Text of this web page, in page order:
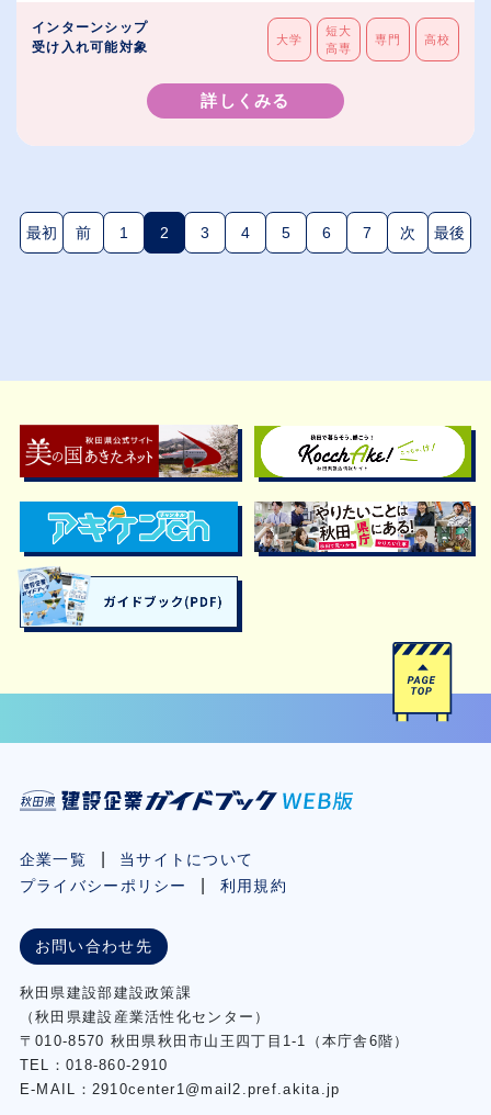
インターンシップ
受け入れ可能対象
大学
短大
高専
専門 高校
詳しくみる
最初 前 1 2(現在のページ)
3 4 5 6 7 次 最後
企業一覧
当サイトについて
プライバシーポリシー
利用規約
お問い合わせ先
秋⽥県建設部建設政策課
（秋⽥県建設産業活性化センター）
〒010-8570 秋田県秋田市⼭王四丁⽬1-1（本庁舎6階）
TEL：018-860-2910
E-MAIL：2910center1@mail2.pref.akita.jp